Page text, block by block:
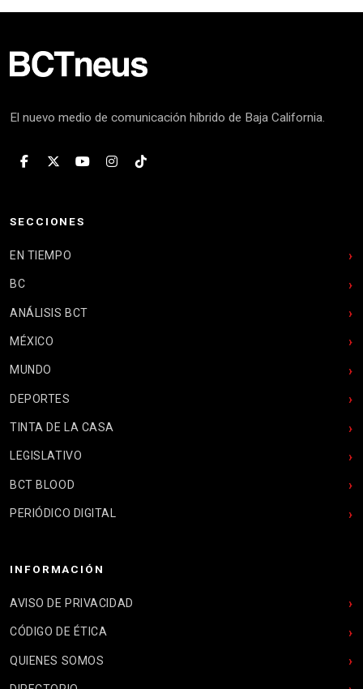
El nuevo medio de comunicación híbrido de Baja California.
SECCIONES
EN TIEMPO
BC
ANÁLISIS BCT
MÉXICO
MUNDO
DEPORTES
TINTA DE LA CASA
LEGISLATIVO
BCT BLOOD
PERIÓDICO DIGITAL
INFORMACIÓN
AVISO DE PRIVACIDAD
CÓDIGO DE ÉTICA
QUIENES SOMOS